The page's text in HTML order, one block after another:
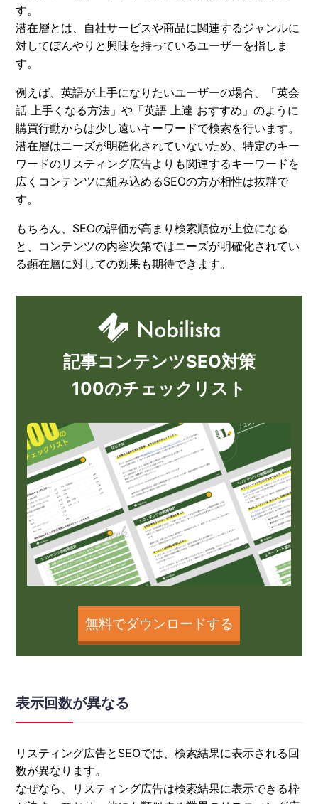
す。
潜在層とは、自社サービスや商品に関連するジャンルに
対してぼんやりと興味を持っているユーザーを指しま
す。
例えば、英語が上手になりたいユーザーの場合、「英会
話 上手くなる方法」や「英語 上達 おすすめ」のように
購買行動からは少し遠いキーワードで検索を行います。
潜在層はニーズが明確化されていないため、特定のキー
ワードのリスティング広告よりも関連するキーワードを
広くコンテンツに組み込めるSEOの方が相性は抜群で
す。
もちろん、SEOの評価が高まり検索順位が上位になる
と、コンテンツの内容次第ではニーズが明確化されてい
る顕在層に対しての効果も期待できます。
記事コンテンツSEO対策
100のチェックリスト
無料でダウンロードする
表示回数が異なる
リスティング広告とSEOでは、検索結果に表示される回
数が異なります。
なぜなら、リスティング広告は検索結果に表示できる枠